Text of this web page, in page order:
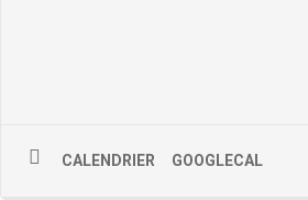
CALENDRIER GOOGLECAL